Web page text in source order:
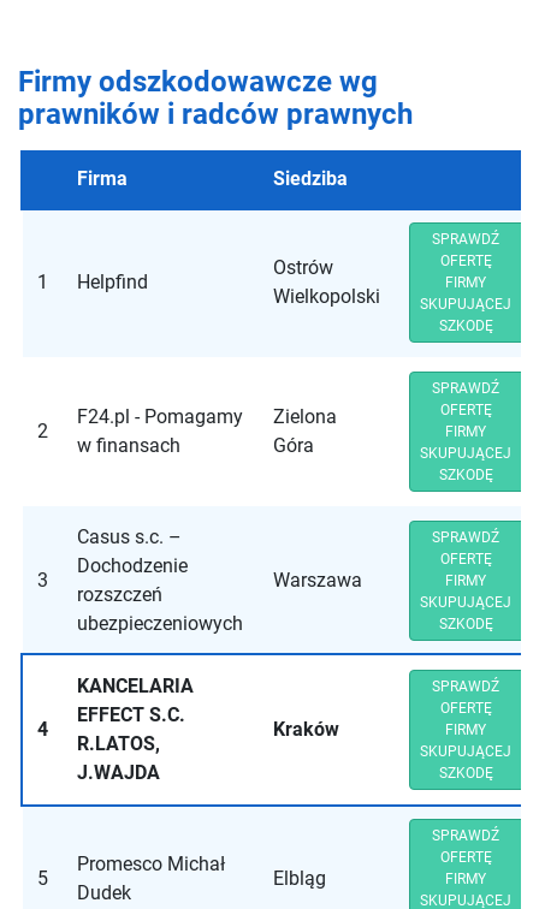
Firmy odszkodowawcze wg
prawników i radców prawnych
Firma Siedziba
1 Helpfind
Ostrów
Wielkopolski
SPRAWDŹ
OFERTĘ
FIRMY
SKUPUJĄCEJ
SZKODĘ
2
F24.pl - Pomagamy
w finansach
Zielona
Góra
SPRAWDŹ
OFERTĘ
FIRMY
SKUPUJĄCEJ
SZKODĘ
3
Casus s.c. –
Dochodzenie
rozszczeń
ubezpieczeniowych
Warszawa
SPRAWDŹ
OFERTĘ
FIRMY
SKUPUJĄCEJ
SZKODĘ
4
KANCELARIA
EFFECT S.C.
R.LATOS,
J.WAJDA
Kraków
SPRAWDŹ
OFERTĘ
FIRMY
SKUPUJĄCEJ
SZKODĘ
5
Promesco Michał
Dudek
Elbląg
SPRAWDŹ
OFERTĘ
FIRMY
SKUPUJĄCEJ